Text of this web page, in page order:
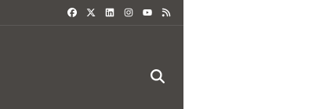
FACEBOOKLINKEDININSTAGRAM